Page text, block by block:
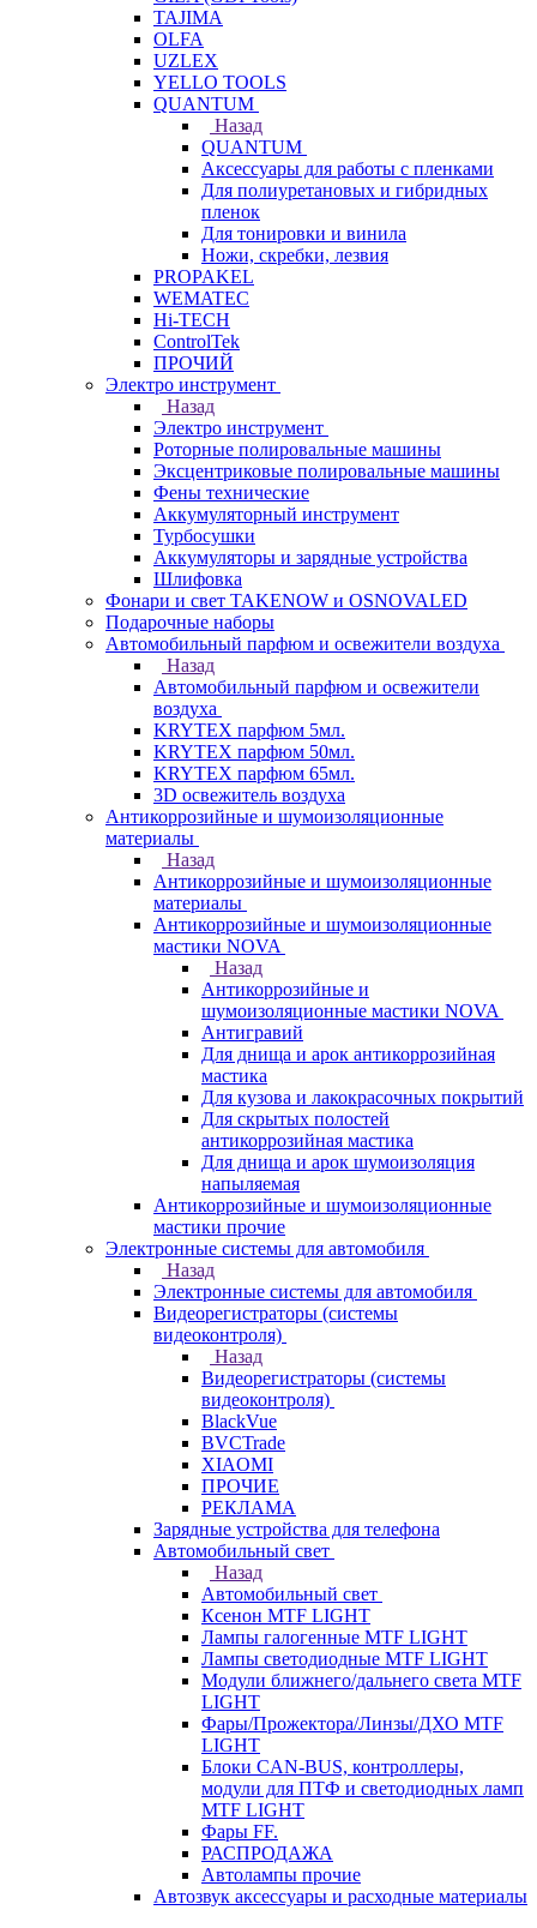
TAJIMA
OLFA
UZLEX
YELLO TOOLS
QUANTUM
Назад
QUANTUM
Аксессуары для работы с пленками
Для полиуретановых и гибридных
пленок
Для тонировки и винила
Ножи, скребки, лезвия
PROPAKEL
WEMATEC
Hi-TECH
ControlTek
ПРОЧИЙ
Электро инструмент
Назад
Электро инструмент
Роторные полировальные машины
Эксцентриковые полировальные машины
Фены технические
Аккумуляторный инструмент
Турбосушки
Аккумуляторы и зарядные устройства
Шлифовка
Фонари и свет TAKENOW и OSNOVALED
Подарочные наборы
Автомобильный парфюм и освежители воздуха
Назад
Автомобильный парфюм и освежители
воздуха
KRYTEX парфюм 5мл.
KRYTEX парфюм 50мл.
KRYTEX парфюм 65мл.
3D освежитель воздуха
Антикоррозийные и шумоизоляционные
материалы
Назад
Антикоррозийные и шумоизоляционные
материалы
Антикоррозийные и шумоизоляционные
мастики NOVA
Назад
Антикоррозийные и
шумоизоляционные мастики NOVA
Антигравий
Для днища и арок антикоррозийная
мастика
Для кузова и лакокрасочных покрытий
Для скрытых полостей
антикоррозийная мастика
Для днища и арок шумоизоляция
напыляемая
Антикоррозийные и шумоизоляционные
мастики прочие
Электронные системы для автомобиля
Назад
Электронные системы для автомобиля
Видеорегистраторы (системы
видеоконтроля)
Назад
Видеорегистраторы (системы
видеоконтроля)
BlackVue
BVCTrade
XIAOMI
ПРОЧИЕ
РЕКЛАМА
Зарядные устройства для телефона
Автомобильный свет
Назад
Автомобильный свет
Ксенон MTF LIGHT
Лампы галогенные MTF LIGHT
Лампы светодиодные MTF LIGHT
Модули ближнего/дальнего света MTF
LIGHT
Фары/Прожектора/Линзы/ДХО MTF
LIGHT
Блоки CAN-BUS, контроллеры,
модули для ПТФ и светодиодных ламп
MTF LIGHT
Фары FF.
РАСПРОДАЖА
Автолампы прочие
Автозвук аксессуары и расходные материалы